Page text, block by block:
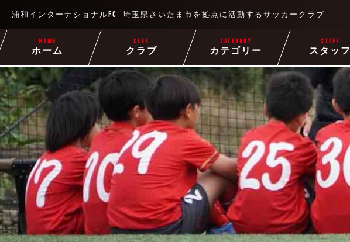
浦和インターナショナルFC 埼玉県さいたま市を拠点に活動するサッカークラブ
ホーム
HOME
クラブ
CLUB
カテゴリー
CATEGORY
スタッフ
STAFF